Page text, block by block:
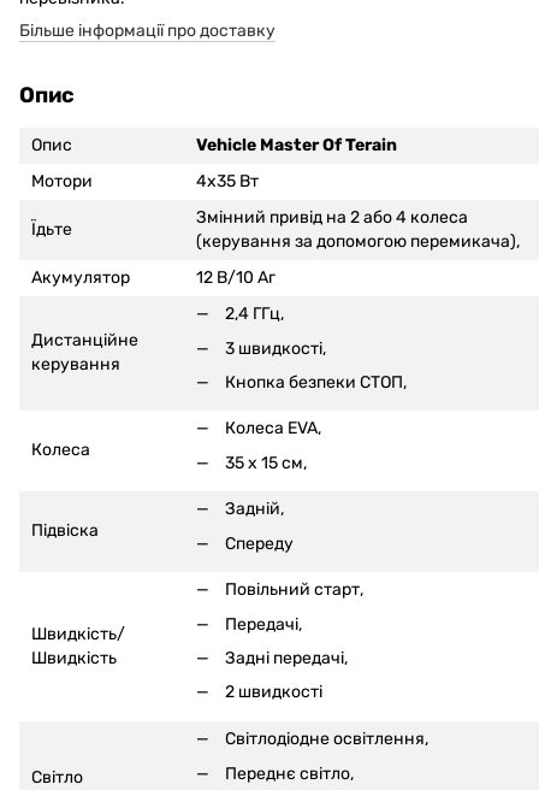
Більше інформації про доставку
Опис
Опис
Vehicle Master Of Terain
Мотори
4x35 Вт
Їдьте
Змінний привід на 2 або 4 колеса
(керування за допомогою перемикача),
Акумулятор
12 В/10 Аг
Дистанційне
керування
2,4 ГГц,
3 швидкості,
Кнопка безпеки СТОП,
Колеса
Колеса EVA,
35 x 15 см,
Підвіска
Задній,
Спереду
Швидкість/
Швидкість
Повільний старт,
Передачі,
Задні передачі,
2 швидкості
Світло
Світлодіодне освітлення,
Переднє світло,